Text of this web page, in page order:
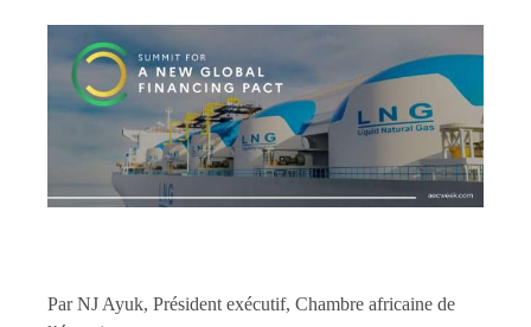
Par NJ Ayuk, Président exécutif, Chambre africaine de